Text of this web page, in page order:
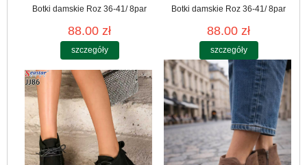
Botki damskie Roz 36-41/ 8par
88.00 zł
szczegóły
Botki damskie Roz 36-41/ 8par
88.00 zł
szczegóły